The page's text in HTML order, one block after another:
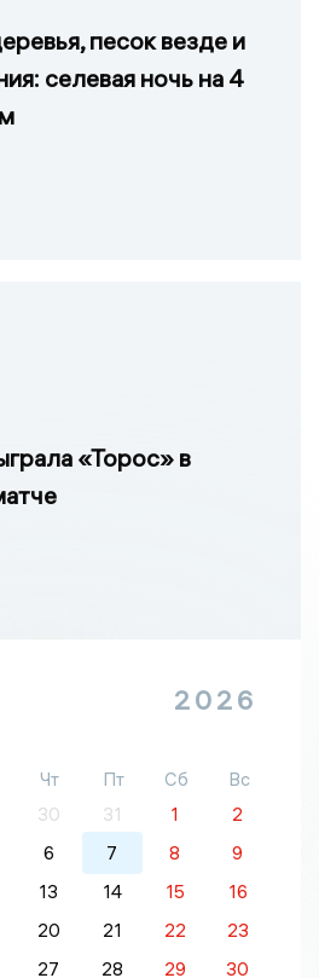
песок везде и
селевая ночь на 4
«Торос» в
2026
Чт Пт Сб
Вс
30 31 1
2
6 7 8
9
13 14 15
16
20 21 22
23
27 28 29 30